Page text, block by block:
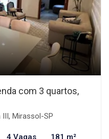
com 3 quartos,
Mirassol-SP
4 Vagas 181 m²